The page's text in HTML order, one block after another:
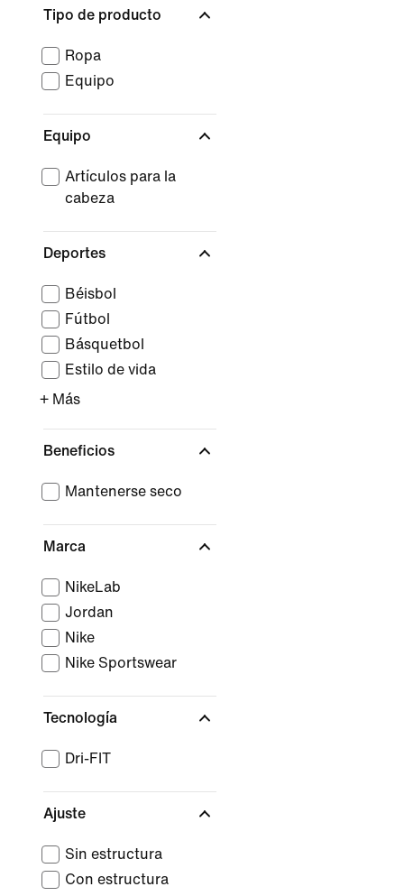
Tipo de producto
Ropa
Equipo
Equipo
Artículos para la
cabeza
Deportes
Béisbol
Fútbol
Básquetbol
Estilo de vida
+ Más
Beneficios
Mantenerse seco
Marca
NikeLab
Jordan
Nike
Nike Sportswear
Tecnología
Dri-FIT
Ajuste
Sin estructura
Con estructura